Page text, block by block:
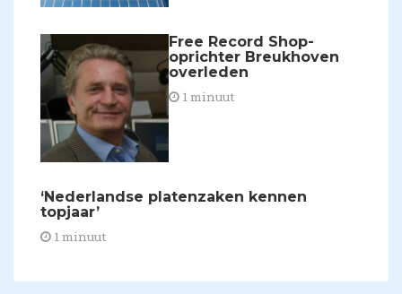
​Free Record Shop-
oprichter Breukhoven
overleden
1 minuut
​‘Nederlandse platenzaken kennen
topjaar’
1 minuut